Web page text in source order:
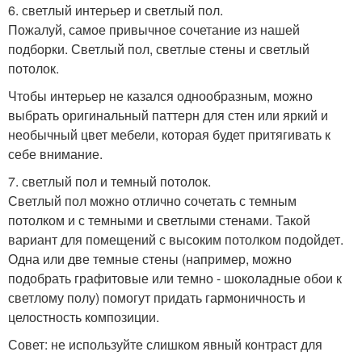
6. светлый интерьер и светлый пол.
Пожалуй, самое привычное сочетание из нашей
подборки. Светлый пол, светлые стены и светлый
потолок.
Чтобы интерьер не казался однообразным, можно
выбрать оригинальный паттерн для стен или яркий и
необычный цвет мебели, которая будет притягивать к
себе внимание.
7. светлый пол и темный потолок.
Светлый пол можно отлично сочетать с темным
потолком и с темными и светлыми стенами. Такой
вариант для помещений с высоким потолком подойдет.
Одна или две темные стены (например, можно
подобрать графитовые или темно - шоколадные обои к
светлому полу) помогут придать гармоничность и
целостность композиции.
Совет: не используйте слишком явный контраст для